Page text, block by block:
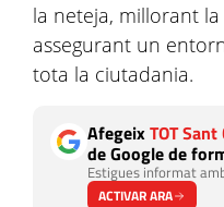
la neteja, millorant
assegurant un
tota la ciutadania.
AfegeixTOT
de Google de
Estigues informat
ACTIVAR ARA